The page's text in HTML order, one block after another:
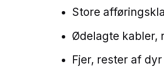
Store
Ødelagte kabler,
Fjer, rester af